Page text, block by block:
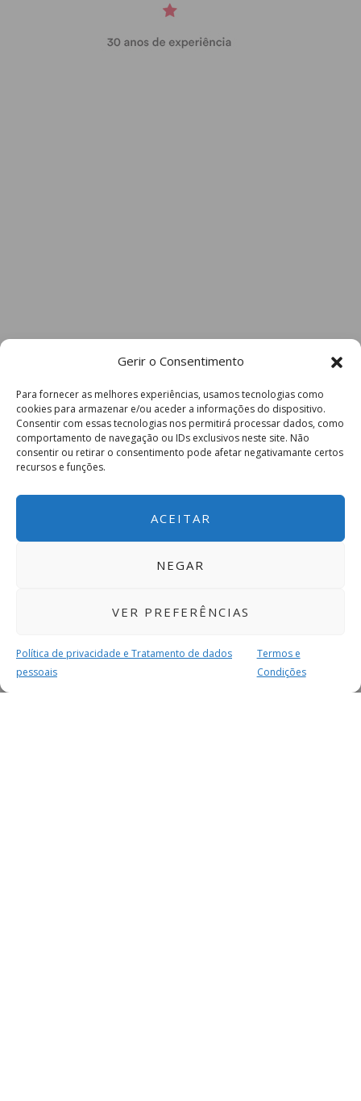
Gerir o Consentimento
Para fornecer as melhores experiências, usamos tecnologias como
cookies para armazenar e/ou aceder a informações do dispositivo.
Consentir com essas tecnologias nos permitirá processar dados, como
comportamento de navegação ou IDs exclusivos neste site. Não
consentir ou retirar o consentimento pode afetar negativamante certos
recursos e funções.
ACEITAR
NEGAR
VER PREFERÊNCIAS
Política de privacidade e Tratamento de dados
pessoais
Termos e
Condições